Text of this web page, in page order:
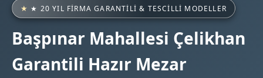
★ 20 YIL FIRMA GARANTILI & TESCILLI MODELLER
Başpınar Mahallesi Çelikhan
Garantili Hazır Mezar